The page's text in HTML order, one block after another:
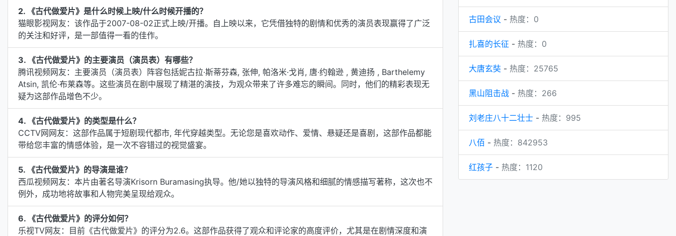
2. 《古代做爱片》是什么时候上映/什么时候开播的？
猫眼影视网友：该作品于2007-08-02正式上映/开播。自上映以来，它凭借独特的剧情和优秀的演员表现赢得了广泛
的关注和好评，是一部值得一看的佳作。
3. 《古代做爱片》的主要演员（演员表）有哪些？
腾讯视频网友：主要演员（演员表）阵容包括妮古拉·斯蒂芬森, 张伸, 帕洛米·戈肖, 唐·约翰逊 , 黄迪扬 , Barthelemy
Atsin, 凯伦·布莱森等。这些演员在剧中展现了精湛的演技，为观众带来了许多难忘的瞬间。同时，他们的精彩表现无
疑为这部作品增色不少。
4. 《古代做爱片》的类型是什么？
CCTV网网友：这部作品属于短剧现代都市, 年代穿越类型。无论您是喜欢动作、爱情、悬疑还是喜剧，这部作品都能
带给您丰富的情感体验，是一次不容错过的视觉盛宴。
5. 《古代做爱片》的导演是谁？
西瓜视频网友：本片由著名导演Krisorn Buramasing执导。他/她以独特的导演风格和细腻的情感描写著称，这次也不
例外，成功地将故事和人物完美呈现给观众。
6. 《古代做爱片》的评分如何？
乐视TV网友：目前《古代做爱片》的评分为2.6。这部作品获得了观众和评论家的高度评价，尤其是在剧情深度和演
古田会议 - 热度：0
扎喜的长征 - 热度：0
大唐玄奘 - 热度：25765
黑山阻击战 - 热度：266
刘老庄八十二壮士 - 热度：995
八佰 - 热度：842953
红孩子 - 热度：1120